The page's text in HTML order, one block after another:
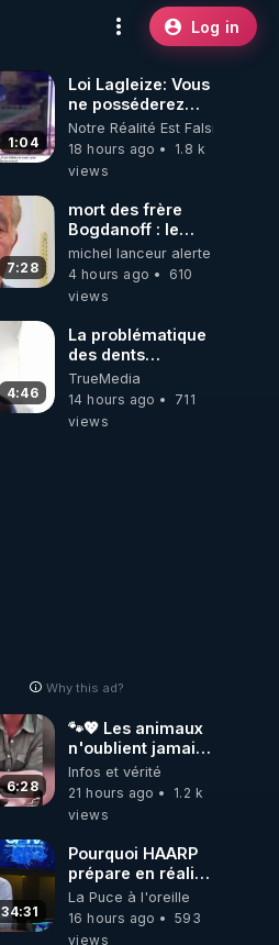
Log in
1:04
Loi Lagleize: Vous
ne posséderez
plus rien et vous
serez heureux !
Notre Réalité Est Falsifiée Et
18 hours ago
1.8 k
views
7:28
mort des frère
Bogdanoff : le
mensonge d état
michel lanceur alerte
4 hours ago
610
views
4:46
La problématique
des dents
dévitalisées et
des implants
TrueMedia
14 hours ago
711
views
Why this ad?
6:28
🐾💖 Les animaux
n'oublient jamais
ceux qu'ils
aiment… 🥹❤️
Infos et vérité
21 hours ago
1.2 k
views
34:31
Pourquoi HAARP
prépare en réalité
un CHAOS
climatique, on
répond
La Puce à l'oreille
16 hours ago
593
views